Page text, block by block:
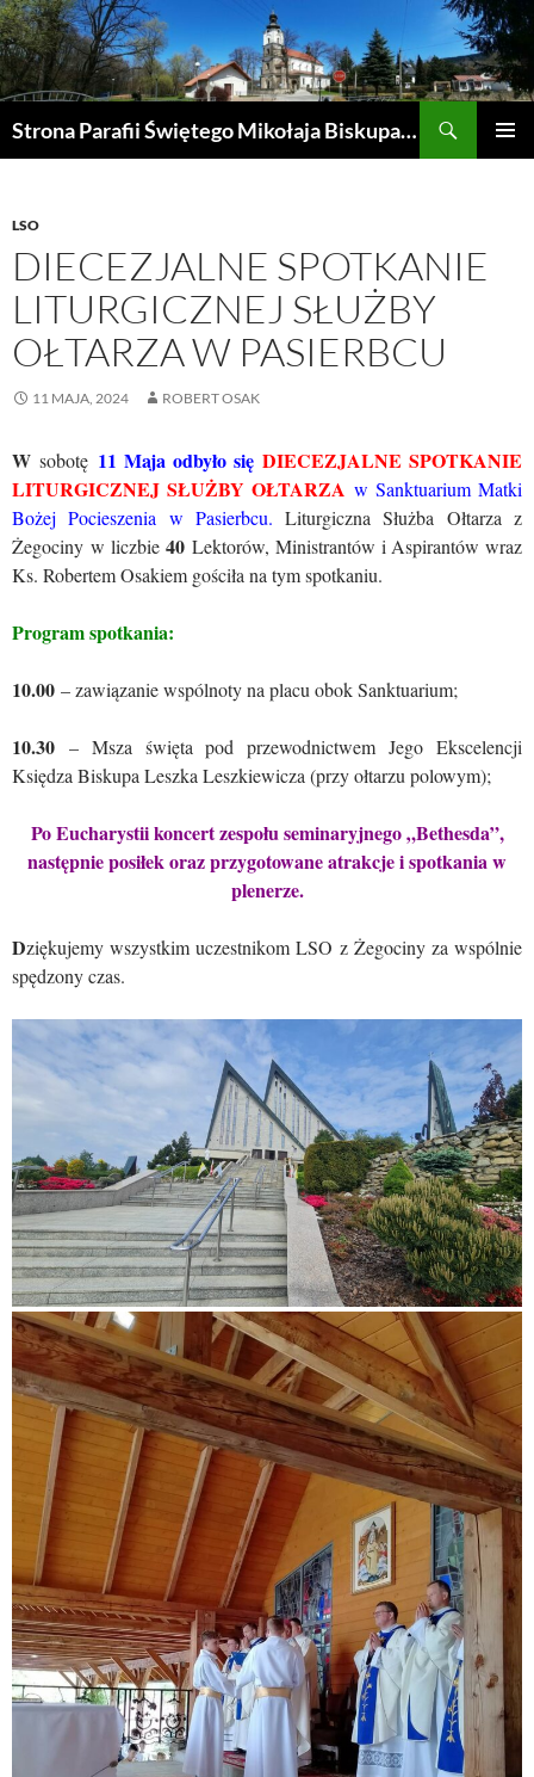
Przejdź
do
treści
Strona Parafii Świętego Mikołaja Biskupa w Żegocinie
LSO
DIECEZJALNE SPOTKANIE
LITURGICZNEJ SŁUŻBY
OŁTARZA W PASIERBCU
11 MAJA, 2024 ROBERT OSAK
W sobotę 11 Maja odbyło się DIECEZJALNE SPOTKANIE
LITURGICZNEJ SŁUŻBY OŁTARZA w Sanktuarium Matki
Bożej Pocieszenia w Pasierbcu. Liturgiczna Służba Ołtarza z
Żegociny w liczbie40 Lektorów, Ministrantów i Aspirantów wraz
Ks. Robertem Osakiem gościła na tym spotkaniu.
Program spotkania:
10.00 – zawiązanie wspólnoty na placu obok Sanktuarium;
10.30 – Msza święta pod przewodnictwem Jego Ekscelencji
Księdza Biskupa Leszka Leszkiewicza (przy ołtarzu polowym);
Po Eucharystii koncert zespołu seminaryjnego „Bethesda”,
następnie posiłek oraz przygotowane atrakcje i spotkania w
plenerze.
Dziękujemy wszystkim uczestnikom LSO z Żegociny za wspólnie
spędzony czas.